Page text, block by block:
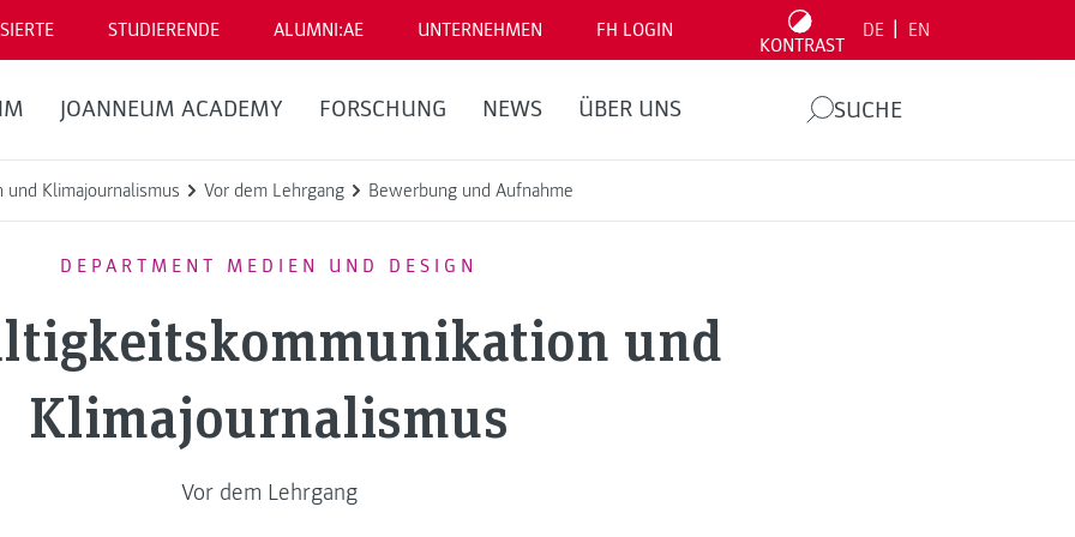
STUDIERENDE ALUMNI:AE UNTERNEHMEN FH LOGIN
KONTRAST
DE EN
JOANNEUM ACADEMY FORSCHUNG NEWS ÜBER UNS SUCHE
Klimajournalismus Vor dem Lehrgang Bewerbung und Aufnahme
DEPARTMENT MEDIEN UND DESIGN
und
Klimajournalismus
Vor dem Lehrgang